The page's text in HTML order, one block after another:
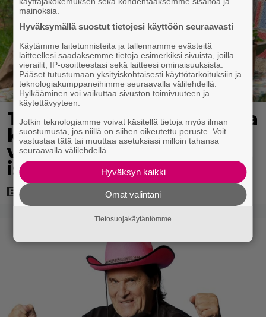
Tänään tv:ssä: Koskettava
kotimainen elokuva
vuodelta 2020 – ”Tehty
isolla sydämellä”
mainoksia.
Hyväksymällä suostut tietojesi käyttöön seuraavasti
Käytämme laitetunnisteita ja tallennamme evästeitä
laitteellesi saadaksemme tietoja esimerkiksi sivuista, joilla
vierailit, IP-osoitteestasi sekä laitteesi ominaisuuksista.
Pääset tutustumaan yksityiskohtaisesti käyttötarkoituksiin ja
teknologiakumppaneihimme seuraavalla välilehdellä.
Hylkääminen voi vaikuttaa sivuston toimivuuteen ja
käytettävyyteen.
Jotkin teknologiamme voivat käsitellä tietoja myös ilman
suostumusta, jos niillä on siihen oikeutettu peruste. Voit
vastustaa tätä tai muuttaa asetuksiasi milloin tahansa
seuraavalla välilehdellä.
Hyväksyn kaikki
Omat valintani
Tietosuojakäytäntömme